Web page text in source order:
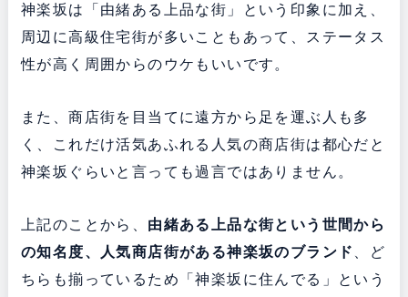
神楽坂は「由緒ある上品な街」という印象に加え、
周辺に高級住宅街が多いこともあって、ステータス
性が高く周囲からのウケもいいです。
また、商店街を目当てに遠方から足を運ぶ人も多
く、これだけ活気あふれる人気の商店街は都心だと
神楽坂ぐらいと言っても過言ではありません。
上記のことから、 由緒ある上品な街という世間から
の知名度、人気商店街がある神楽坂のブランド
、ど
ちらも揃っているため「神楽坂に住んでる」という